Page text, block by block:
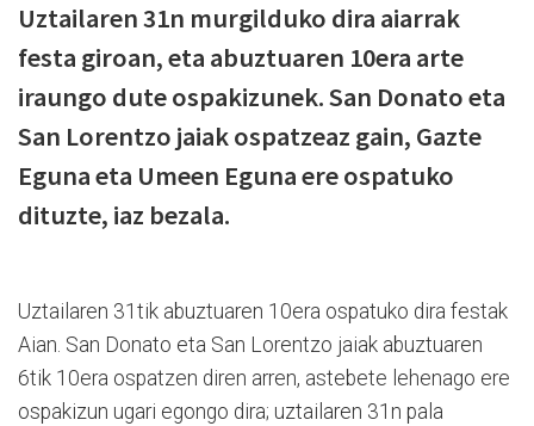
Uztailaren 31n murgilduko dira aiarrak
festa giroan, eta abuztuaren 10era arte
iraungo dute ospakizunek. San Donato eta
San Lorentzo jaiak ospatzeaz gain, Gazte
Eguna eta Umeen Eguna ere ospatuko
dituzte, iaz bezala.
Uztailaren 31tik abuztuaren 10era ospatuko dira festak
Aian. San Donato eta San Lorentzo jaiak abuztuaren
6tik 10era ospatzen diren arren, astebete lehenago ere
ospakizun ugari egongo dira; uztailaren 31n pala